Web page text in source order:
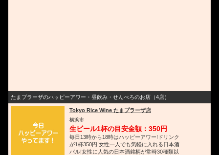
たまプラーザのハッピーアワー・昼飲み・せんべろのお店（4店）
Tokyo Rice Wine たまプラーザ店
横浜市
生ビール1杯の目安金額：350円
毎日13時から18時はハッピーアワー!ドリンク
が1杯350円!女性一人でも気軽に入れる日本酒
バル!女性に人気の日本酒銘柄が常時30種類以